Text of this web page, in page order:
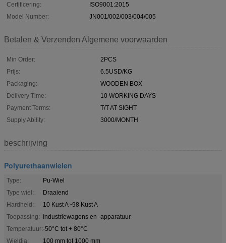
Certificering:
ISO9001:2015
Model Number:
JN001/002/003/004/005
Betalen & Verzenden Algemene voorwaarden
Min Order:
2PCS
Prijs:
6.5USD/KG
Packaging:
WOODEN BOX
Delivery Time:
10 WORKING DAYS
Payment Terms:
T/T AT SIGHT
Supply Ability:
3000/MONTH
beschrijving
Polyurethaanwielen
Type:
Pu-Wiel
Type wiel:
Draaiend
Hardheid:
10 Kust A~98 Kust A
Toepassing: Industriewagens en -apparatuur
Temperatuur:-50°C tot + 80°C
Wieldia:
100 mm tot 1000 mm